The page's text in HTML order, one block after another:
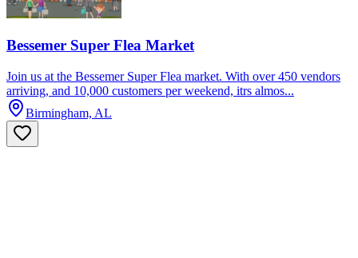
Bessemer Super Flea Market
Join us at the Bessemer Super Flea market. With over 450 vendors
arriving, and 10,000 customers per weekend, itrs almos...
Birmingham, AL